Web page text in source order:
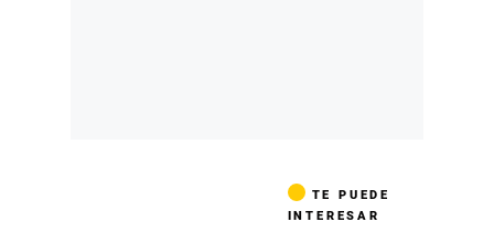
TE PUEDE
INTERESAR